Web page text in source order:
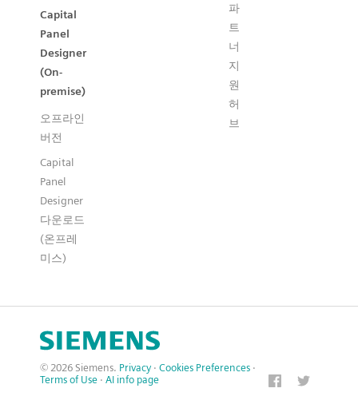
Capital
Panel
Designer
(On-
premise)
오프라인
버전
Capital
Panel
Designer
다운로드
(온프레
미스)
파
트
너
지
원
허
브
© 2026 Siemens. Privacy · Cookies Preferences ·
Terms of Use · AI info page